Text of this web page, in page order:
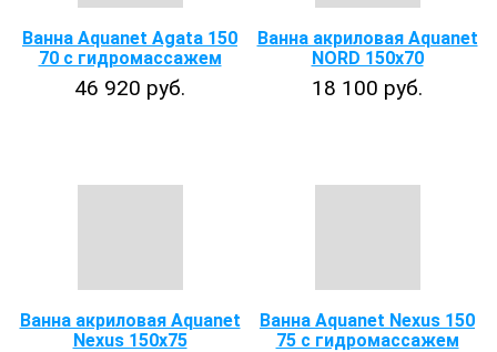
Ванна Aquanet Agata 150
70 с гидромассажем
46 920 руб.
Ванна акриловая Aquanet
NORD 150x70
18 100 руб.
Ванна акриловая Aquanet
Nexus 150x75
Ванна Aquanet Nexus 150
75 с гидромассажем